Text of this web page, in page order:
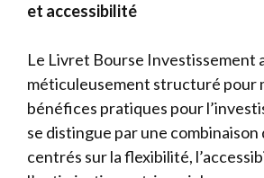
et accessibilité
Le Livret Bourse Investissement
méticuleusement structuré pour
bénéfices pratiques pour
se distingue par une combinaison
centrés sur la flexibilité,